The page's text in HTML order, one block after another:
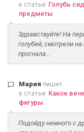
к статье: Голубь
предметы
Здравствуйте! На
голубей, смотрели
прогнала...
Мария пишет
к статье: Какое
фигуры
Подойду немного с